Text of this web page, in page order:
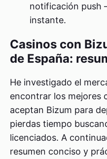
notificación push
instante.
Casinos con
de España:
He investigado el
encontrar los mejores
aceptan Bizum para
pierdas tiempo
licenciados. A
resumen conciso y